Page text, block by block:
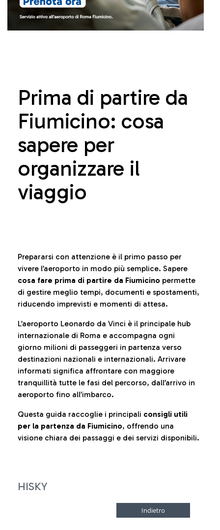
Prima di partire da
Fiumicino: cosa
sapere per
organizzare il
viaggio
Prepararsi con attenzione è il primo passo per
vivere l’aeroporto in modo più semplice. Sapere
cosa fare prima di partire da Fiumicino permette
di gestire meglio tempi, documenti e spostamenti,
riducendo imprevisti e momenti di attesa.
L’aeroporto Leonardo da Vinci è il principale hub
internazionale di Roma e accompagna ogni
giorno milioni di passeggeri in partenza verso
destinazioni nazionali e internazionali. Arrivare
informati significa affrontare con maggiore
tranquillità tutte le fasi del percorso, dall’arrivo in
aeroporto fino all’imbarco.
Questa guida raccoglie i principali consigli utili
per la partenza da Fiumicino, offrendo una
visione chiara dei passaggi e dei servizi disponibili.
HISKY